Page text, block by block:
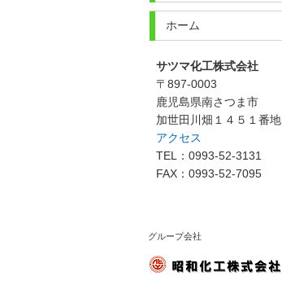
ホーム
サツマ化工株式会社
〒897-0003
鹿児島県南さつま市
加世田川畑１４５１番地
アクセス
TEL：0993-52-3131
FAX：0993-52-7095
グループ会社